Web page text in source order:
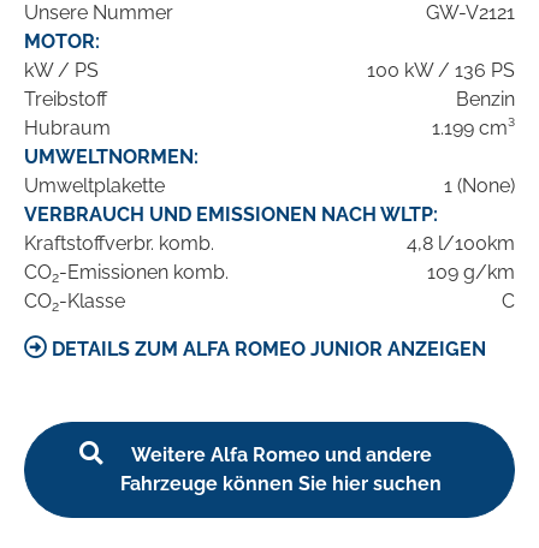
Unsere Nummer
GW-V2121
MOTOR:
kW / PS
100 kW / 136 PS
Treibstoff
Benzin
Hubraum
1.199 cm³
UMWELTNORMEN:
Umweltplakette
1 (None)
VERBRAUCH UND EMISSIONEN NACH WLTP:
Kraftstoffverbr. komb.
4,8 l/100km
CO2-Emissionen komb.
109 g/km
CO2-Klasse C
DETAILS ZUM ALFA ROMEO JUNIOR ANZEIGEN
Weitere Alfa Romeo und andere
Fahrzeuge können Sie hier suchen